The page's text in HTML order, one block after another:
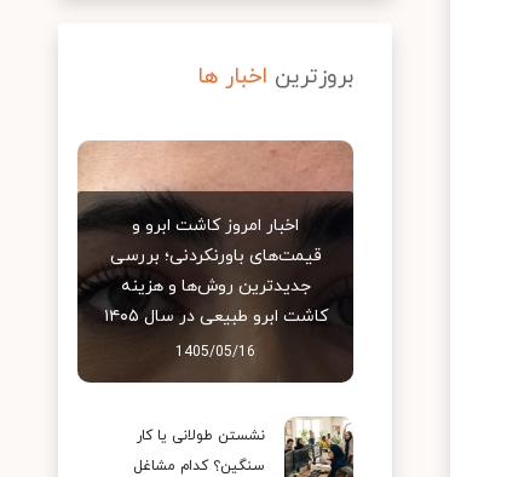
بروزترین اخبار ها
اخبار امروز کاشت ابرو و
قیمت‌های باورنکردنی؛ بررسی
جدیدترین روش‌ها و هزینه
کاشت ابرو طبیعی در سال ۱۴۰۵
1405/05/16
نشستن طولانی یا کار
سنگین؟ کدام مشاغل